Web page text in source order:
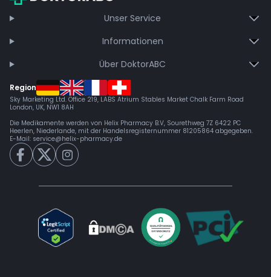
Unser Service
Informationen
Über DoktorABC
Region
Sky Marketing Ltd. Office 219, LABS Atrium Stables Market Chalk Farm Road
London, UK, NW1 8AH
Die Medikamente werden von Helix Pharmacy B.V, Sourethweg 7Z 6422 PC
Heerlen, Niederlande, mit der Handelsregisternummer 81205864 abgegeben.
E-Mail: service@helix-pharmacy.de